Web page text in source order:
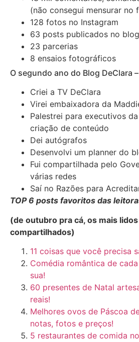
(não consegui mensurar no
128 fotos no Instagram
63 posts publicados no blog
23 parcerias
8 ensaios fotográficos
O segundo ano do Blog DeClara
Criei a TV DeClara
Virei embaixadora da
Palestrei para executivos
criação de conteúdo
Dei autógrafos
Desenvolvi um planner do
Fui compartilhada pelo
várias redes
Saí no Razões para
TOP 6 posts favoritos das
(de outubro pra cá, os mais
compartilhados)
11 coisas que você precisa
Comédia romântica de
sua!
60 presentes de Natal
reais!
Melhores ovos de Páscoa
notas, fotos e preços!
5 restaurantes de comida